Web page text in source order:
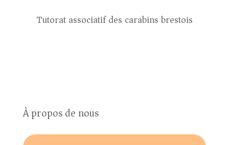
Tutorat associatif des carabins brestois
À propos de nous